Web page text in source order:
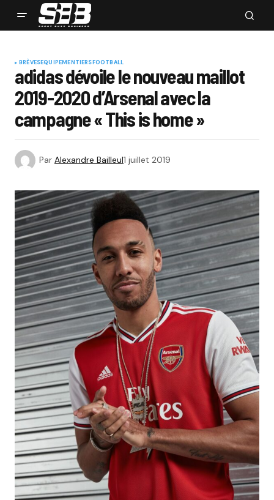
BRÈVESEQUIPEMENTIERSFOOTBALL
adidas dévoile le nouveau maillot
2019-2020 d’Arsenal avec la
campagne « This is home »
Par Alexandre Bailleul1 juillet 2019